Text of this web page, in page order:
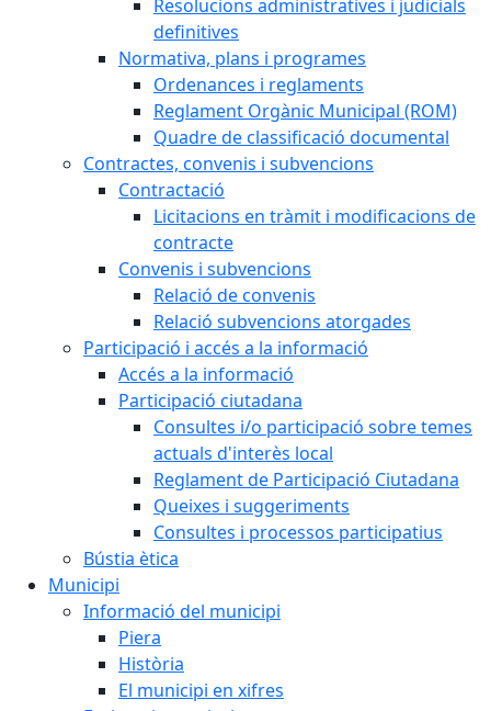
Resolucions administratives i judicials
definitives
Normativa, plans i programes
Ordenances i reglaments
Reglament Orgànic Municipal (ROM)
Quadre de classificació documental
Contractes, convenis i subvencions
Contractació
Licitacions en tràmit i modificacions de
contracte
Convenis i subvencions
Relació de convenis
Relació subvencions atorgades
Participació i accés a la informació
Accés a la informació
Participació ciutadana
Consultes i/o participació sobre temes
actuals d'interès local
Reglament de Participació Ciutadana
Queixes i suggeriments
Consultes i processos participatius
Bústia ètica
Municipi
Informació del municipi
Piera
Història
El municipi en xifres